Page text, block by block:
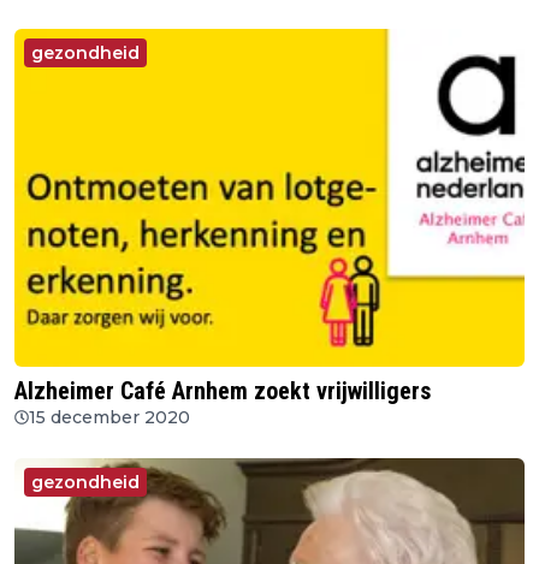
gezondheid
Alzheimer Café Arnhem zoekt vrijwilligers
15 december 2020
gezondheid